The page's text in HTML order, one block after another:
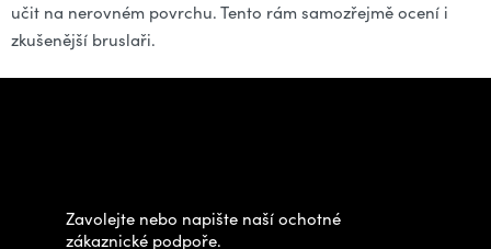
učit na nerovném povrchu. Tento rám samozřejmě ocení i
zkušenější bruslaři.
Zavolejte nebo napište naší ochotné
zákaznické podpoře.